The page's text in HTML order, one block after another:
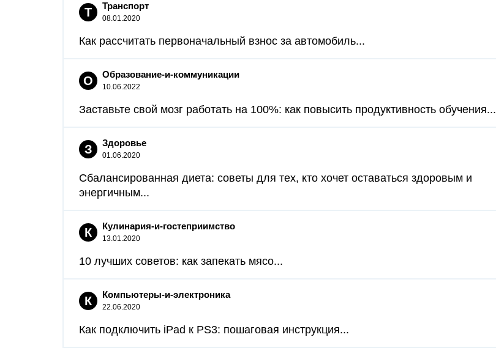
Т Транспорт
08.01.2020
Как рассчитать первоначальный взнос за автомобиль...
О Образование-и-коммуникации
10.06.2022
Заставьте свой мозг работать на 100%: как повысить продуктивность обучения...
З Здоровье
01.06.2020
Сбалансированная диета: советы для тех, кто хочет оставаться здоровым и
энергичным...
К Кулинария-и-гостеприимство
13.01.2020
10 лучших советов: как запекать мясо...
К Компьютеры-и-электроника
22.06.2020
Как подключить iPad к PS3: пошаговая инструкция...